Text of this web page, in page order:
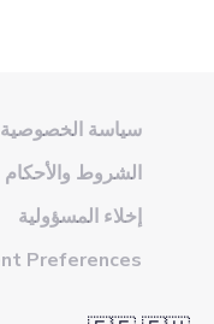
سياسة الخصوصية
الشروط والأحكام
إخلاء المسؤولية
Preferences